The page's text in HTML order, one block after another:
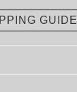
GUIDE